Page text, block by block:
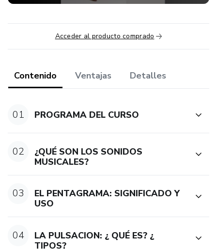
Acceder al producto comprado
Contenido Ventajas Detalles
01 PROGRAMA DEL CURSO
02
¿QUÉ SON LOS SONIDOS
MUSICALES?
03
EL PENTAGRAMA: SIGNIFICADO Y
USO
04
LA PULSACION: ¿ QUÉ ES? ¿
TIPOS?